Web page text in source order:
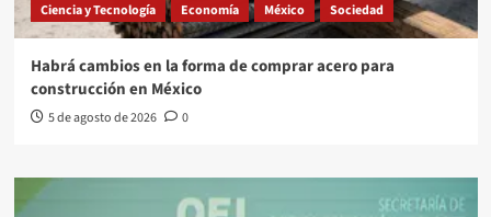
Ciencia y Tecnología Economía México Sociedad
Habrá cambios en la forma de comprar acero para
construcción en México
5 de agosto de 2026 0